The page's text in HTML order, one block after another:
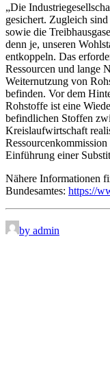
„Die
gesichert. Zugleich
sowie die
denn je, unseren
entkoppeln. Das
Ressourcen und lange
Weiternutzung von
befinden. Vor dem
Rohstoffe ist eine
befindlichen Stoffen
Kreislaufwirtschaft
Einführung einer
Nähere Informationen
Bundesamtes: https://
by admin